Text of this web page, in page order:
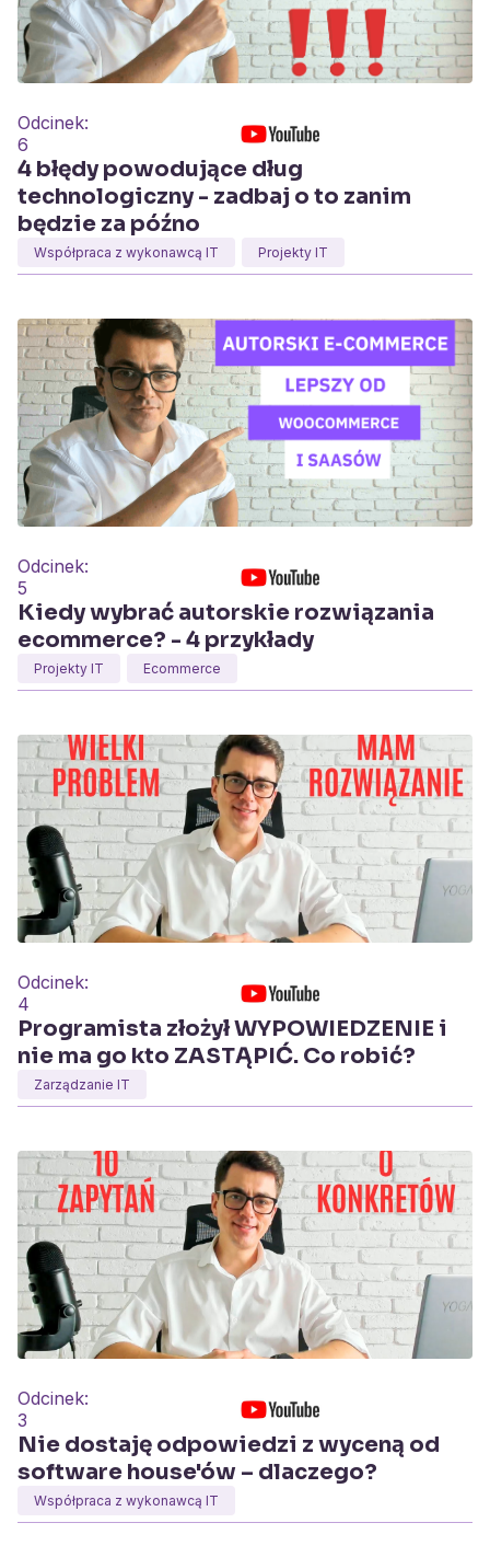
Odcinek:
6
4 błędy powodujące dług
technologiczny - zadbaj o to zanim
będzie za późno
Współpraca z wykonawcą IT Projekty IT
Odcinek:
5
Kiedy wybrać autorskie rozwiązania
ecommerce? - 4 przykłady
Projekty IT Ecommerce
Odcinek:
4
Programista złożył WYPOWIEDZENIE i
nie ma go kto ZASTĄPIĆ. Co robić?
Zarządzanie IT
Odcinek:
3
Nie dostaję odpowiedzi z wyceną od
software house'ów – dlaczego?
Współpraca z wykonawcą IT